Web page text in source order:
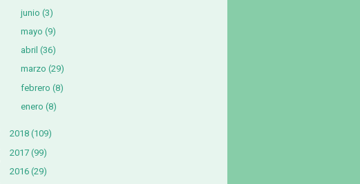
junio (3)
mayo (9)
abril (36)
marzo (29)
febrero (8)
enero (8)
2018 (109)
2017 (99)
2016 (29)